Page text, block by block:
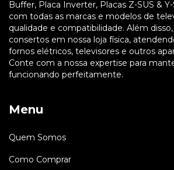
Buffer, Placa Inverter, Placas Z-SUS &
com todas as marcas e modelos de
qualidade e compatibilidade. Além
consertos em nossa loja física,
fornos elétricos, televisores e outros
Conte com a nossa expertise para
funcionando perfeitamente.
Menu
Quem Somos
Como Comprar